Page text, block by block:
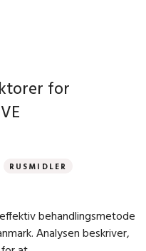
for
RUSMIDLER
behandlingsmetode
Analysen beskriver,